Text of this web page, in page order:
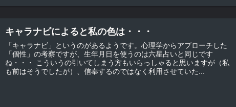
キャラナビによると私の色は・・・
「キャラナビ」というのがあるようです。心理学からアプローチした
「個性」の考察ですが、生年月日を使うのは六星占いと同じです
ね・・・ こういうの引いてしまう方もいらっしゃると思いますが（私
も前はそうでしたが）、信奉するのではなく利用させていた...